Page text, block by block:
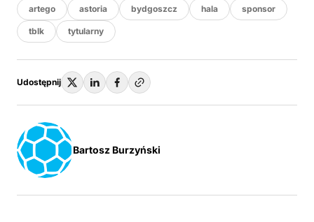
artego astoria bydgoszcz hala sponsor
tblk tytularny
Udostępnij
Bartosz Burzyński